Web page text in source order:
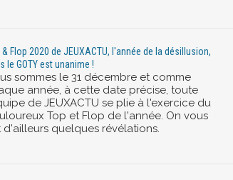
& Flop 2020 de JEUXACTU, l'année de la désillusion,
le GOTY est unanime !
sommes le 31 décembre et comme
année, à cette date précise, toute
de JEUXACTU se plie à l'exercice du
Top et Flop de l'année. On vous
d'ailleurs quelques révélations.